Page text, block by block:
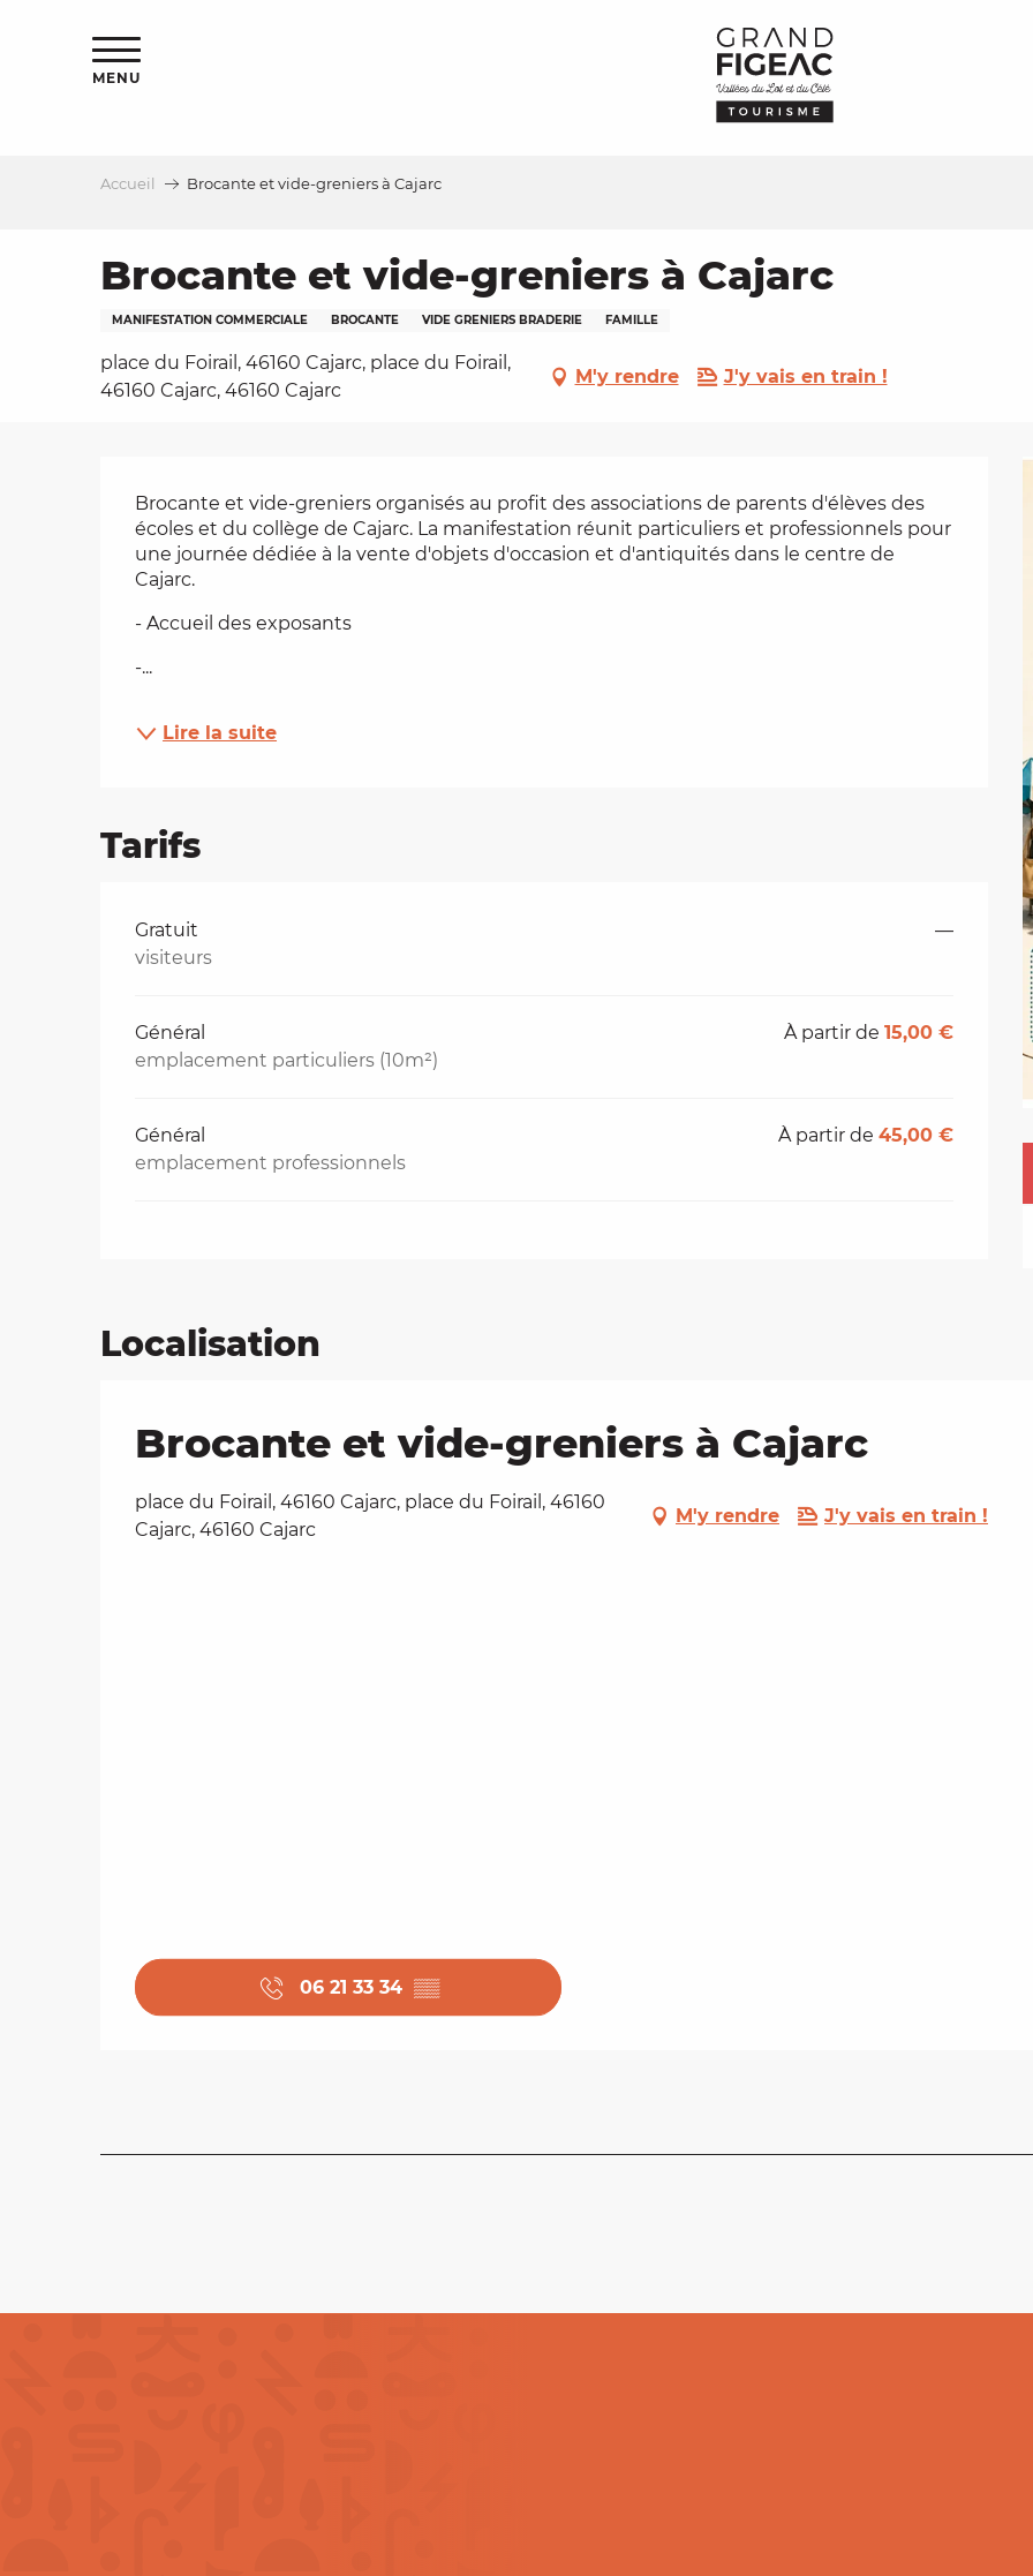
MENU
Accueil Brocante et vide-greniers à Cajarc
Brocante et vide-greniers à Cajarc
MANIFESTATION COMMERCIALE BROCANTE VIDE GRENIERS BRADERIE FAMILLE
place du Foirail, 46160 Cajarc, place du Foirail,
46160 Cajarc, 46160 Cajarc
M'y rendre J'y vais en train !
Description
Brocante et vide-greniers organisés au profit des associations de parents d'élèves des
écoles et du collège de Cajarc. La manifestation réunit particuliers et professionnels pour
une journée dédiée à la vente d'objets d'occasion et d'antiquités dans le centre de
Cajarc.
- Accueil des exposants
-...
Lire la suite
Tarifs
Tarifs 2026
Gratuit
visiteurs
—
Général
emplacement particuliers (10m²)
À partir de15,00 €
Général
emplacement professionnels
À partir de45,00 €
Localisation
Brocante et vide-greniers à Cajarc
place du Foirail, 46160 Cajarc, place du Foirail, 46160
Cajarc, 46160 Cajarc
M'y rendre J'y vais en train !
06 21 33 34 ▒▒